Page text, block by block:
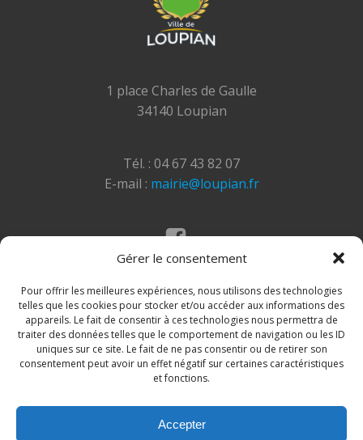
Gérer le consentement
Pour offrir les meilleures expériences, nous utilisons des technologies
telles que les cookies pour stocker et/ou accéder aux informations des
appareils. Le fait de consentir à ces technologies nous permettra de
traiter des données telles que le comportement de navigation ou les ID
uniques sur ce site. Le fait de ne pas consentir ou de retirer son
consentement peut avoir un effet négatif sur certaines caractéristiques
et fonctions.
Accepter
1 place Charles de Gaulle
34140 Loupian
Tél. : 04 67 43 82 07
E-mail : mairie@loupian.fr